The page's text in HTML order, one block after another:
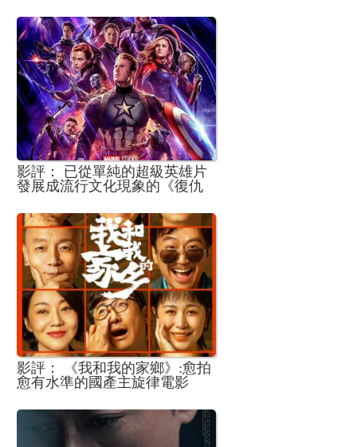
影評： 已從單純的超級英雄片
發展成流行文化現象的《復仇
影評： 《我和我的家鄉》:愈拍
愈有水準的國產主旋律電影